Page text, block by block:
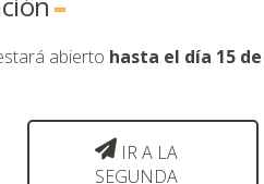
abierto hasta el día 15
IR A LA
SEGUNDA